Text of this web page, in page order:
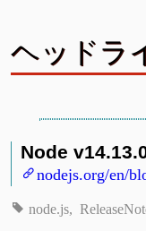
ヘッドラ
Node
nodejs.org/en/
node.js